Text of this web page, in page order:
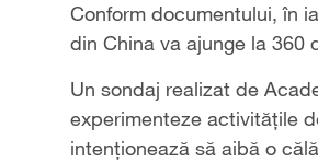
Conform documentului, în
din China va ajunge la 360
Un sondaj realizat de
experimenteze activitățile
intenționează să aibă o